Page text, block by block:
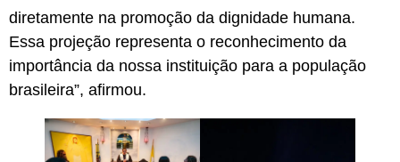
diretamente na promoção da dignidade humana.
Essa projeção representa o reconhecimento da
importância da nossa instituição para a população
brasileira”, afirmou.